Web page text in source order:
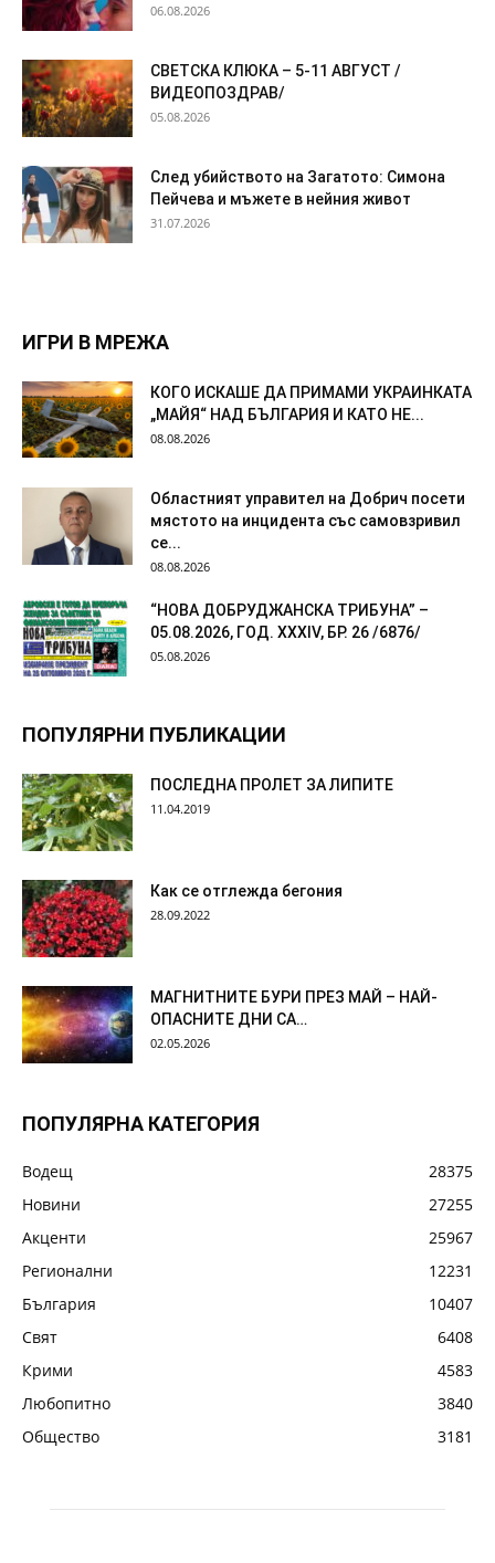
06.08.2026
СВЕТСКА КЛЮКА – 5-11 АВГУСТ /
ВИДЕОПОЗДРАВ/
05.08.2026
След убийството на Загатото: Симона
Пейчева и мъжете в нейния живот
31.07.2026
ИГРИ В МРЕЖА
КОГО ИСКАШЕ ДА ПРИМАМИ УКРАИНКАТА
„МАЙЯ“ НАД БЪЛГАРИЯ И КАТО НЕ...
08.08.2026
Областният управител на Добрич посети
мястото на инцидента със самовзривил
се...
08.08.2026
“НОВА ДОБРУДЖАНСКА ТРИБУНА” –
05.08.2026, ГОД. XXХIV, БР. 26 /6876/
05.08.2026
ПОПУЛЯРНИ ПУБЛИКАЦИИ
ПОСЛЕДНА ПРОЛЕТ ЗА ЛИПИТЕ
11.04.2019
Как се отглежда бегония
28.09.2022
МАГНИТНИТЕ БУРИ ПРЕЗ МАЙ – НАЙ-
ОПАСНИТЕ ДНИ СА…
02.05.2026
ПОПУЛЯРНА КАТЕГОРИЯ
Водещ
28375
Новини
27255
Акценти
25967
Регионални
12231
България
10407
Свят
6408
Крими
4583
Любопитно
3840
Общество
3181